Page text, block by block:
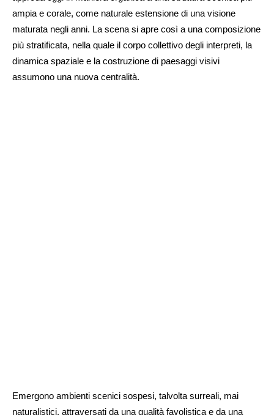
ampia e corale, come naturale estensione di una visione
maturata negli anni. La scena si apre così a una composizione
più stratificata, nella quale il corpo collettivo degli interpreti, la
dinamica spaziale e la costruzione di paesaggi visivi
assumono una nuova centralità.
Emergono ambienti scenici sospesi, talvolta surreali, mai
naturalistici, attraversati da una qualità favolistica e da una